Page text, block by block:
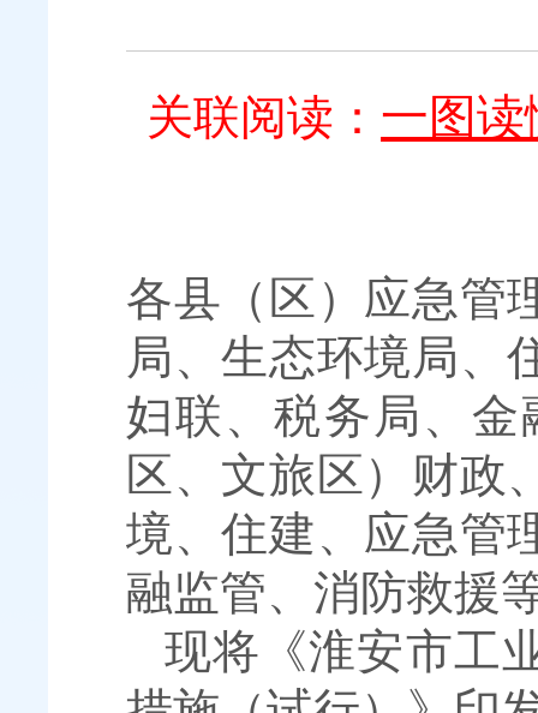
关联阅读： 一图
各县（区）应急管
局、生态环境局、
妇联、税务局、
区、文旅区）财政
境、住建、应急管
融监管、消防救援
现将《淮安市工